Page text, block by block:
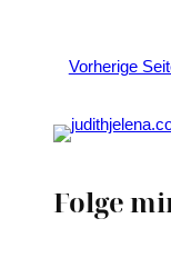
Vorherige
Folge